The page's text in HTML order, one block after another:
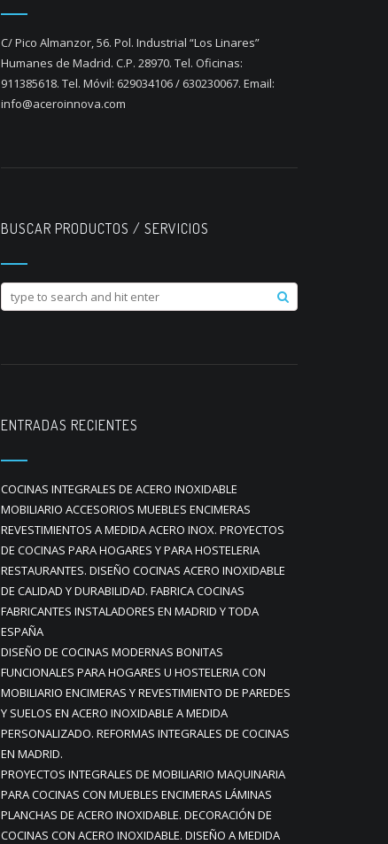
C/ Pico Almanzor, 56. Pol. Industrial “Los Linares”
Humanes de Madrid. C.P. 28970. Tel. Oficinas:
911385618. Tel. Móvil: 629034106 / 630230067. Email:
info@aceroinnova.com
BUSCAR PRODUCTOS / SERVICIOS
ENTRADAS RECIENTES
COCINAS INTEGRALES DE ACERO INOXIDABLE
MOBILIARIO ACCESORIOS MUEBLES ENCIMERAS
REVESTIMIENTOS A MEDIDA ACERO INOX. PROYECTOS
DE COCINAS PARA HOGARES Y PARA HOSTELERIA
RESTAURANTES. DISEÑO COCINAS ACERO INOXIDABLE
DE CALIDAD Y DURABILIDAD. FABRICA COCINAS
FABRICANTES INSTALADORES EN MADRID Y TODA
ESPAÑA
DISEÑO DE COCINAS MODERNAS BONITAS
FUNCIONALES PARA HOGARES U HOSTELERIA CON
MOBILIARIO ENCIMERAS Y REVESTIMIENTO DE PAREDES
Y SUELOS EN ACERO INOXIDABLE A MEDIDA
PERSONALIZADO. REFORMAS INTEGRALES DE COCINAS
EN MADRID.
PROYECTOS INTEGRALES DE MOBILIARIO MAQUINARIA
PARA COCINAS CON MUEBLES ENCIMERAS LÁMINAS
PLANCHAS DE ACERO INOXIDABLE. DECORACIÓN DE
COCINAS CON ACERO INOXIDABLE. DISEÑO A MEDIDA